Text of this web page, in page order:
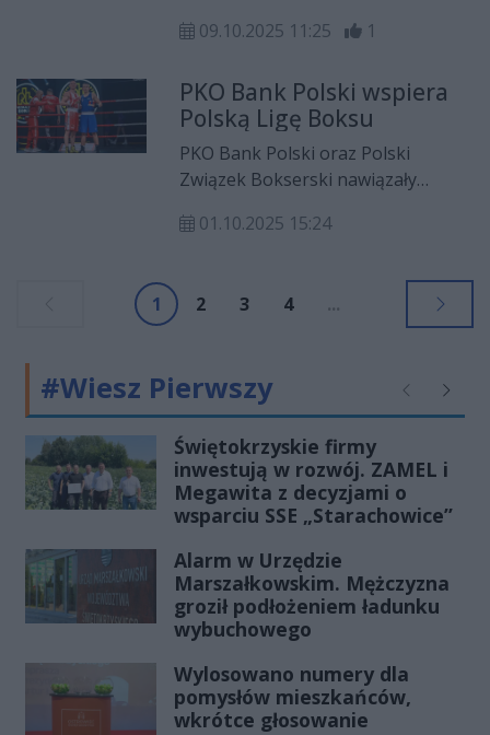
się z Francuzką Maloe Teresi.
kolejne spotkanie ligowe
Rushh Kielce. Rywalem kieleckiej
drużyny będzie zespół CKB
Potężnie Ciechocinek. Początek
wydarzenia zaplanowano na
godzinę 17:00.
09.10.2025 11:25 1
PKO Bank Polski wspiera
Polską Ligę Boksu
PKO Bank Polski oraz Polski
Związek Bokserski nawiązały
projektu Polska Liga Boksu.
bankiem a PZB, ma na celu rozwój
boksu olimpijskiego w Polsce,
popularyzację sportu wśród dzieci i
młodzieży.
01.10.2025 15:24
1 2 3 4 ...
#Wiesz Pierwszy Poprzednie
Świętokrzyskie firmy
inwestują w rozwój. ZAMEL i
Megawita z decyzjami o
wsparciu SSE „Starachowice”
Alarm w Urzędzie
Marszałkowskim. Mężczyzna
groził podłożeniem ładunku
wybuchowego
Wylosowano numery dla
pomysłów mieszkańców,
wkrótce głosowanie